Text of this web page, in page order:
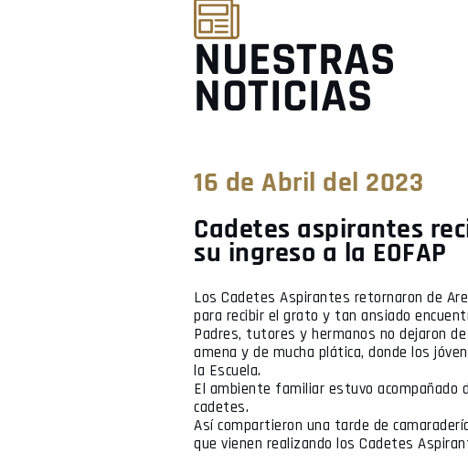
NUESTRAS
NOTICIAS
16 de Abril del 2023
Cadetes aspirantes
su ingreso a la EOFAP
Los Cadetes Aspirantes retornaron de
para recibir el grato y tan ansiado
Padres, tutores y hermanos no dejaron
amena y de mucha plática, donde los
la Escuela.
El ambiente familiar estuvo acompañado
cadetes.
Así compartieron una tarde de
que vienen realizando los Cadetes